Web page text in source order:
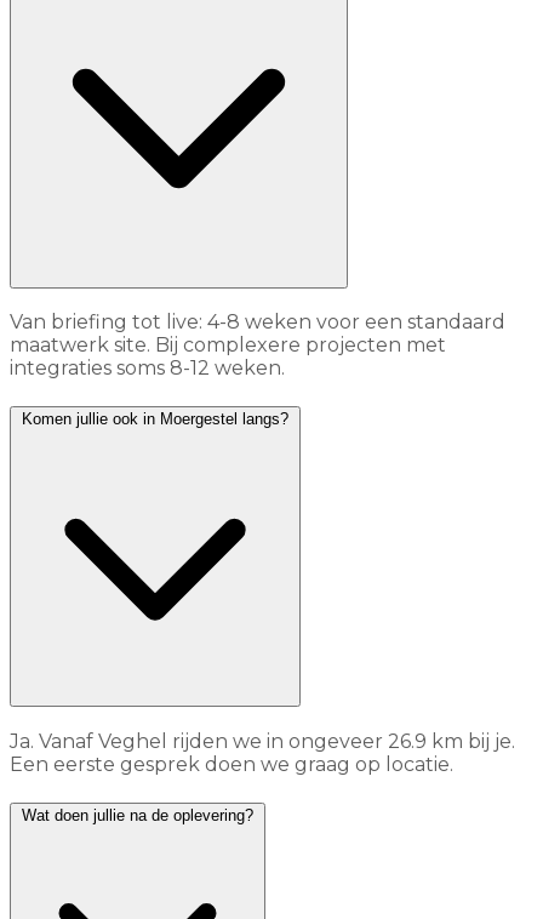
Van briefing tot live: 4-8 weken voor een standaard
maatwerk site. Bij complexere projecten met
integraties soms 8-12 weken.
Komen jullie ook in Moergestel langs?
Ja. Vanaf Veghel rijden we in ongeveer 26.9 km bij je.
Een eerste gesprek doen we graag op locatie.
Wat doen jullie na de oplevering?